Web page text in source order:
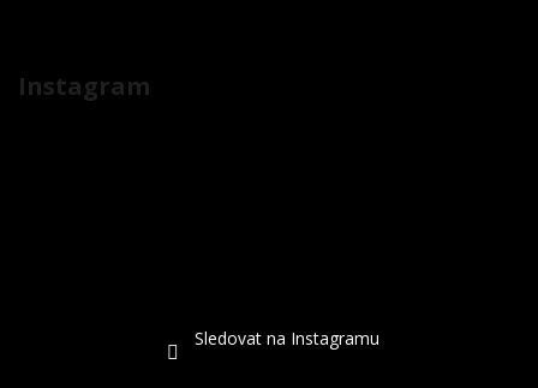
Instagram
Sledovat na Instagramu